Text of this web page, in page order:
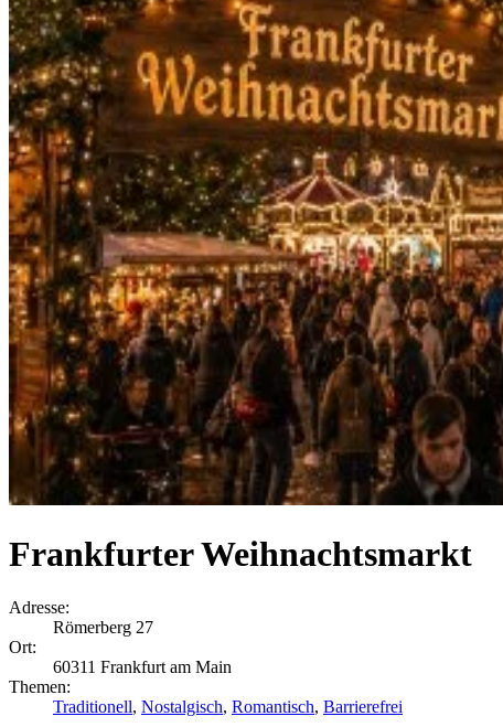
Frankfurter Weihnachtsmarkt
Adresse:
Römerberg 27
Ort:
60311 Frankfurt am Main
Themen:
Traditionell, Nostalgisch, Romantisch, Barrierefrei